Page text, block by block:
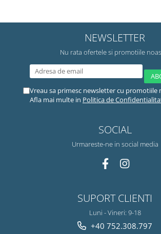
NEWSLETTER
Nu rata ofertele si promotiile
Vreau sa primesc newsletter cu promotiile
Afla mai multe in Politica de
SOCIAL
Urmareste-ne in social media
SUPORT CLIENTI
Luni - Vineri: 9-18
+40 752.308.797